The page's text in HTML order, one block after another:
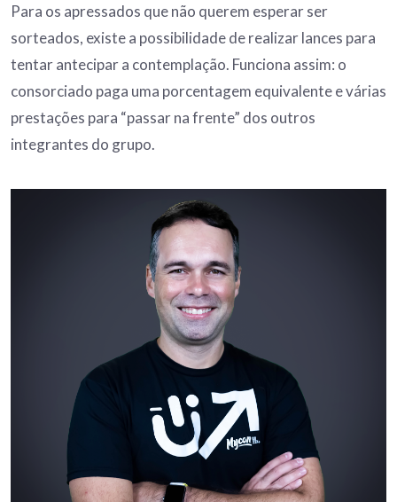
Para os apressados que não querem esperar ser
sorteados, existe a possibilidade de realizar lances para
tentar antecipar a contemplação. Funciona assim: o
consorciado paga uma porcentagem equivalente e várias
prestações para “passar na frente” dos outros
integrantes do grupo.